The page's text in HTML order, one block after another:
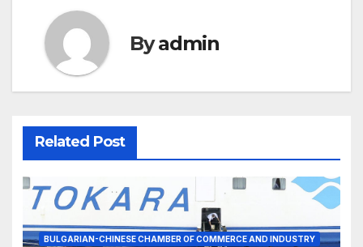
Byadmin
Related Post
BULGARIAN-CHINESE CHAMBER OF COMMERCE AND INDUSTRY